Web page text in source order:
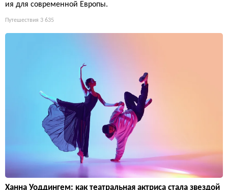
ия для современной Европы.
Путешествия 3 635
Ханна Уоддингем: как театральная актриса стала звездой